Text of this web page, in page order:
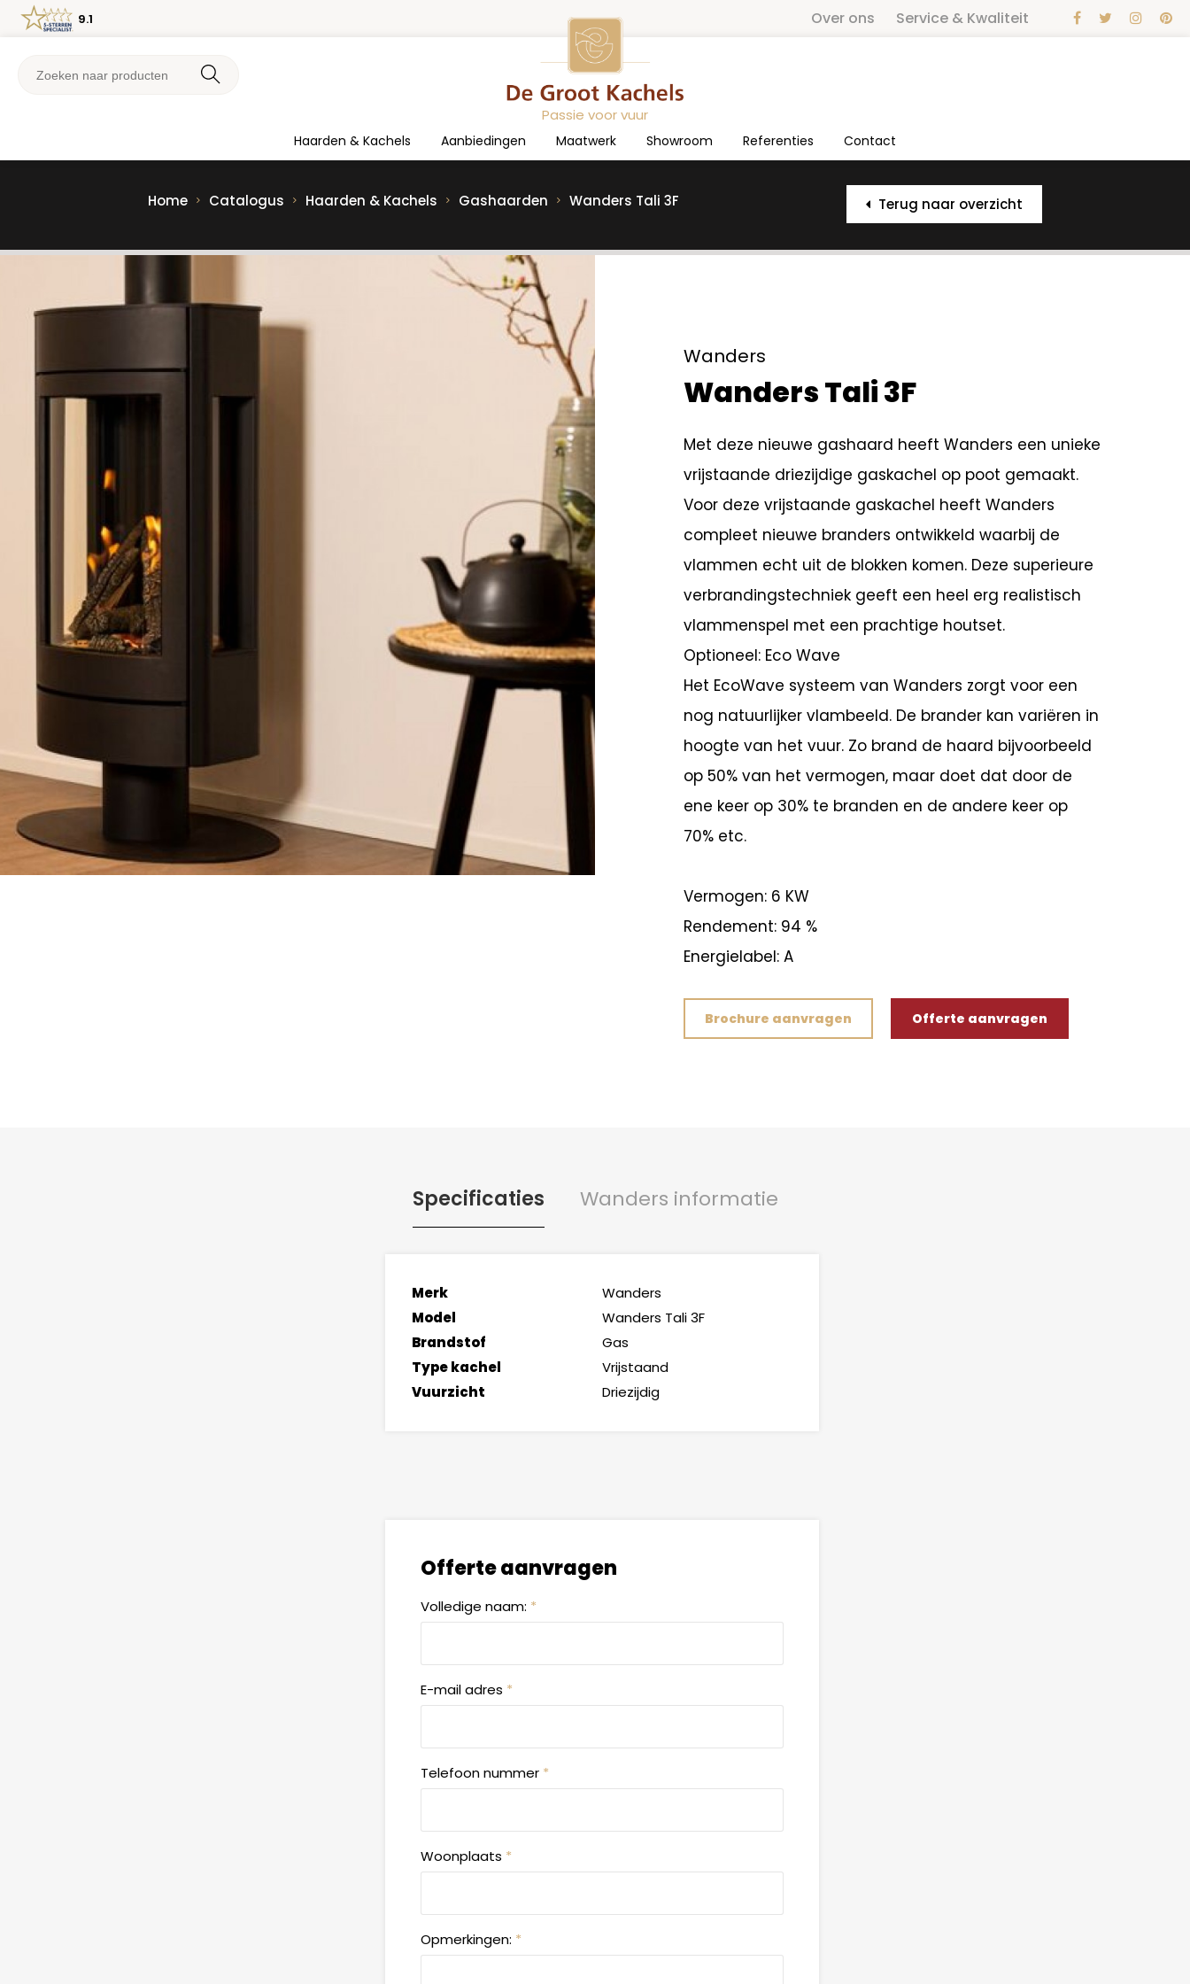
Over ons Service & Kwaliteit
Passie voor vuur
Haarden & Kachels Aanbiedingen Maatwerk Showroom Referenties Contact
9.1
Terug naar overzicht
Home Catalogus Haarden & Kachels Gashaarden Wanders Tali 3F
Wanders
Wanders Tali 3F
Met deze nieuwe gashaard heeft Wanders een unieke
vrijstaande driezijdige gaskachel op poot gemaakt.
Voor deze vrijstaande gaskachel heeft Wanders
compleet nieuwe branders ontwikkeld waarbij de
vlammen echt uit de blokken komen. Deze superieure
verbrandingstechniek geeft een heel erg realistisch
vlammenspel met een prachtige houtset.
Optioneel: Eco Wave
Het EcoWave systeem van Wanders zorgt voor een
nog natuurlijker vlambeeld. De brander kan variëren in
hoogte van het vuur. Zo brand de haard bijvoorbeeld
op 50% van het vermogen, maar doet dat door de
ene keer op 30% te branden en de andere keer op
70% etc.
Vermogen: 6 KW
Rendement: 94 %
Energielabel: A
Brochure aanvragen Offerte aanvragen
Specificaties Wanders informatie
Merk
Wanders
Model
Wanders Tali 3F
Brandstof
Gas
Type kachel
Vrijstaand
Vuurzicht
Driezijdig
Offerte aanvragen
Volledige naam: *
E-mail adres *
Telefoon nummer *
Woonplaats *
Opmerkingen: *